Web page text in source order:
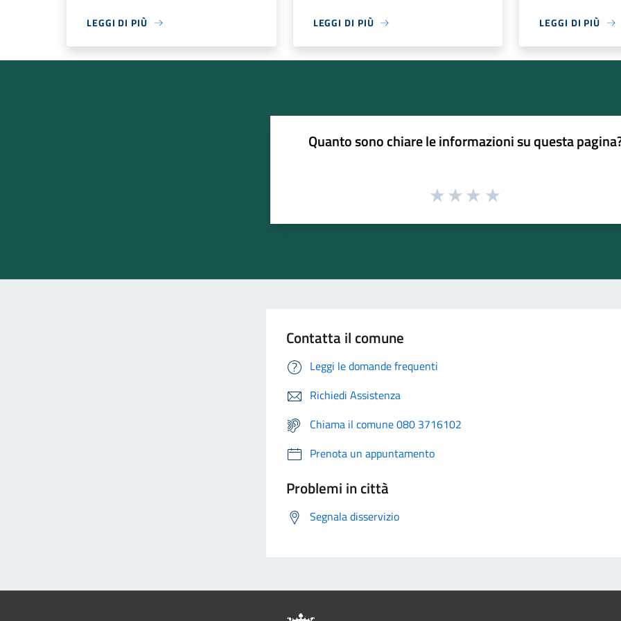
LEGGI DI PIÙ LEGGI DI PIÙ LEGGI DI PIÙ
Quanto sono chiare le informazioni su questa
Contatta il comune
Leggi le domande frequenti
Richiedi Assistenza
Chiama il comune 080 3716102
Prenota un appuntamento
Problemi in città
Segnala disservizio